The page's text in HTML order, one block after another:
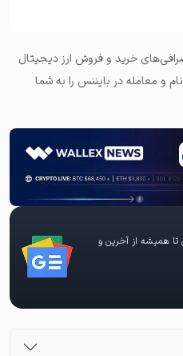
خرید و فروش ارز دیجیتال
و معامله در بایننس را به شما
تا همیشه از آخرین و